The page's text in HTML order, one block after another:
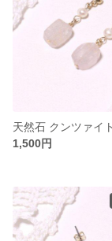
1,500円